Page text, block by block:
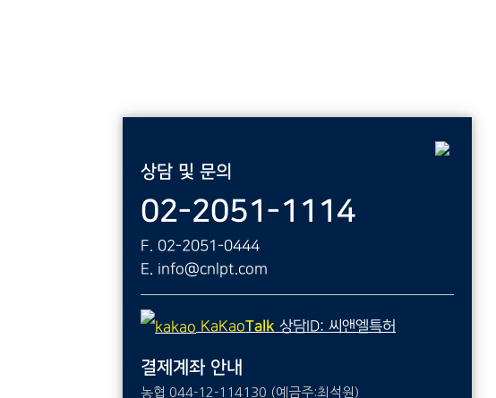
상담 및 문의
02-2051-1114
F. 02-2051-0444
E. info@cnlpt.com
KaKaoTalk 상담ID: 씨앤엘특허
결제계좌 안내
농협 044-12-114130 (예금주:최석원)